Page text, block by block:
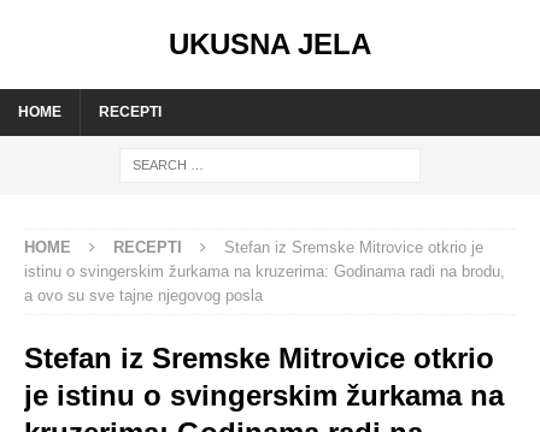
UKUSNA JELA
HOME RECEPTI
HOME RECEPTI
Stefan iz Sremske Mitrovice otkrio je
istinu o svingerskim žurkama na kruzerima: Godinama radi na brodu,
a ovo su sve tajne njegovog posla
Stefan iz Sremske Mitrovice otkrio
je istinu o svingerskim žurkama na